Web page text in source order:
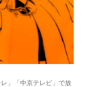
」「中京テレビ」で放